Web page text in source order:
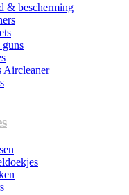
& bescherming
Aircleaner